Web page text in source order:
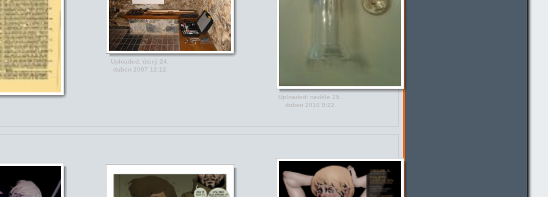
Uploaded: úterý 24.
duben 2007 12:12
Uploaded: neděle 25.
duben 2010 9:22